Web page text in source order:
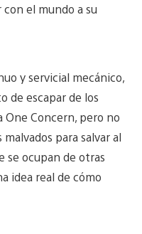
el mundo a su
y servicial mecánico,
de escapar de los
One Concern, pero no
para salvar al
se ocupan de otras
idea real de cómo